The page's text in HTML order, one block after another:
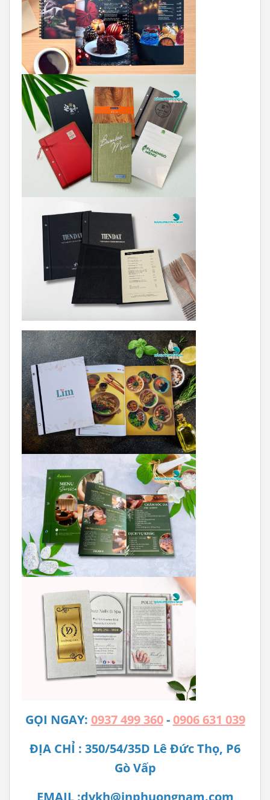
GỌI NGAY: 0937 499 360-0906 631 039
ĐỊA CHỈ : 350/54/35D Lê Đức Thọ, P6
Gò Vấp
EMAIL :dvkh@inphuongnam.com